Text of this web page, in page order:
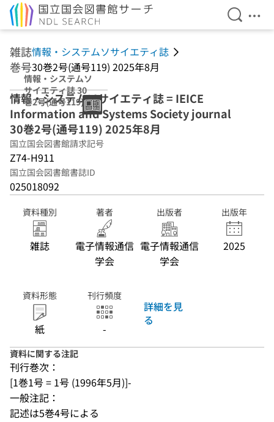
検索を
メ
雑誌情報・システムソサイエティ誌
巻号30巻2号(通号119) 2025年8月
情報・システムソ
サイエティ誌 30
巻2号(通号119)
2025年8月
情報・システムソサイエティ誌 = IEICE
Information and Systems Society journal
30巻2号(通号119) 2025年8月
国立国会図書館請求記号
Z74-H911
国立国会図書館書誌ID
025018092
資料種別
雑誌
著者
電子情報通信
学会
出版者
電子情報通信
学会
出版年
2025
資料形態
紙
刊行頻度
-
詳細を見
る
資料に関する注記
刊行巻次：
[1巻1号 = 1号 (1996年5月)]-
一般注記：
記述は5巻4号による